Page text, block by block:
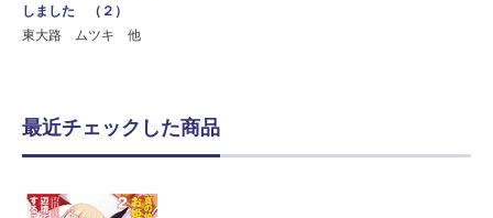
しました （２）
東大路 ムツキ 他
最近チェックした商品